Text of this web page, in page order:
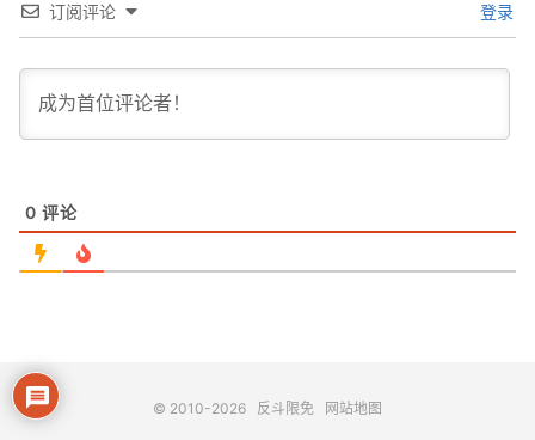
订阅评论 登录
0 评论
© 2010-2026 反斗限免 网站地图